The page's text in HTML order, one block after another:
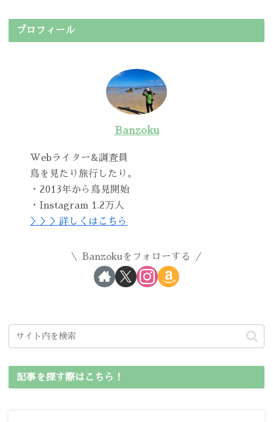
プロフィール
Banzoku
Webライター&調査員
鳥を見たり旅行したり。
・2013年から鳥見開始
・Instagram 1.2万人
＞＞＞詳しくはこちら
Banzokuをフォローする
記事を探す際はこちら！